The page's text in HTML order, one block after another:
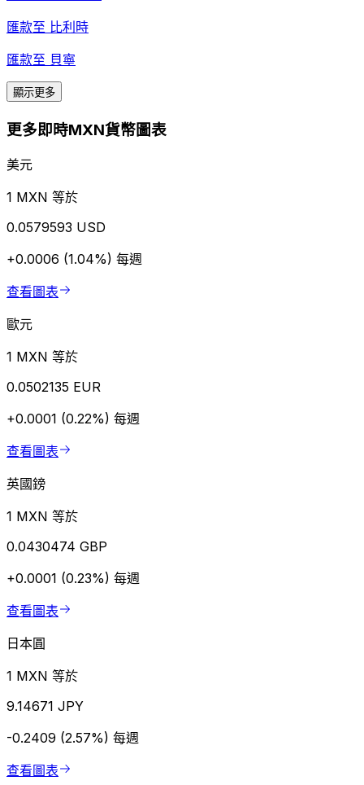
匯款至 比利時
匯款至 貝寧
顯示更多
更多即時MXN貨幣圖表
美元
1 MXN 等於
0.0579593 USD
+0.0006 (1.04%) 每週
查看圖表
歐元
1 MXN 等於
0.0502135 EUR
+0.0001 (0.22%) 每週
查看圖表
英國鎊
1 MXN 等於
0.0430474 GBP
+0.0001 (0.23%) 每週
查看圖表
日本圓
1 MXN 等於
9.14671 JPY
-0.2409 (2.57%) 每週
查看圖表